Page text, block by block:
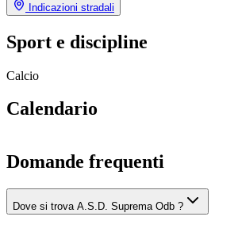
Indicazioni stradali
Sport e discipline
Calcio
Calendario
Domande frequenti
Dove si trova A.S.D. Suprema Odb ?